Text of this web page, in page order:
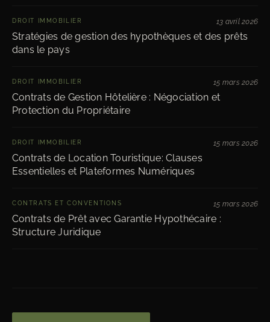
DROIT IMMOBILIER
Stratégies de gestion des hypothèques et des prêts
dans le pays
13 avril 2026
DROIT IMMOBILIER
Contrats de Gestion Hôtelière : Négociation et
Protection du Propriétaire
15 mars 2026
DROIT IMMOBILIER
Contrats de Location Touristique: Clauses
Essentielles et Plateformes Numériques
15 mars 2026
CONTRATS ET CONVENTIONS
Contrats de Prêt avec Garantie Hypothécaire :
Structure Juridique
15 mars 2026